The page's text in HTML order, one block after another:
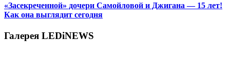
«Засекреченной» дочери Самойловой и Джигана — 15 лет!
Как она выглядит сегодня
Галерея LEDiNEWS